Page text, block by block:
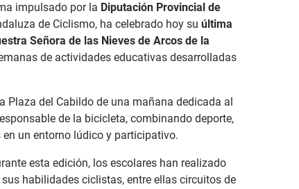
impulsado por la Diputación Provincial de
de Ciclismo, ha celebrado hoy su última
Señora de las Nieves de Arcos de la
de actividades educativas desarrolladas
del Cabildo de una mañana dedicada al
de la bicicleta, combinando deporte,
un entorno lúdico y participativo.
esta edición, los escolares han realizado
habilidades ciclistas, entre ellas circuitos de